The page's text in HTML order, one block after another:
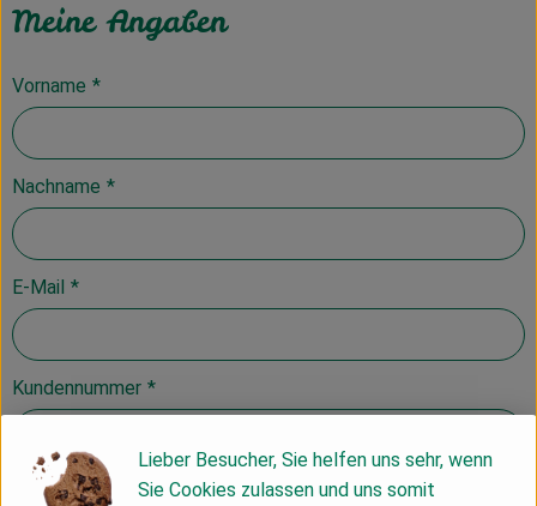
Meine Angaben
Vorname *
Nachname *
E-Mail *
Kundennummer *
Geschenk *
Lieber Besucher, Sie helfen uns sehr, wenn
Sie Cookies zulassen und uns somit